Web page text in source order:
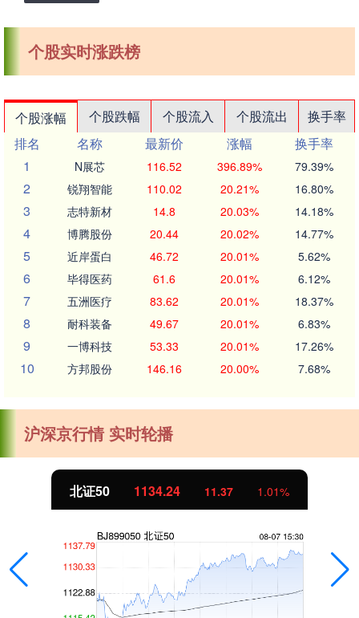
个股实时涨跌榜
个股涨幅 个股跌幅 个股流入 个股流出
换手率
排名
名称 最新价 涨幅
换手率
1
N展芯 116.52 396.89% 79.39%
2 锐翔智能 110.02 20.21% 16.80%
3 志特新材 14.8 20.03% 14.18%
4 博腾股份 20.44 20.02% 14.77%
5 近岸蛋白 46.72 20.01% 5.62%
6 毕得医药 61.6 20.01% 6.12%
7 五洲医疗 83.62 20.01% 18.37%
8 耐科装备 49.67 20.01% 6.83%
9 一博科技 53.33 20.01% 17.26%
10 方邦股份 146.16 20.00% 7.68%
沪深京行情 实时轮播
创业板指 3563.12 47.56 1.35%